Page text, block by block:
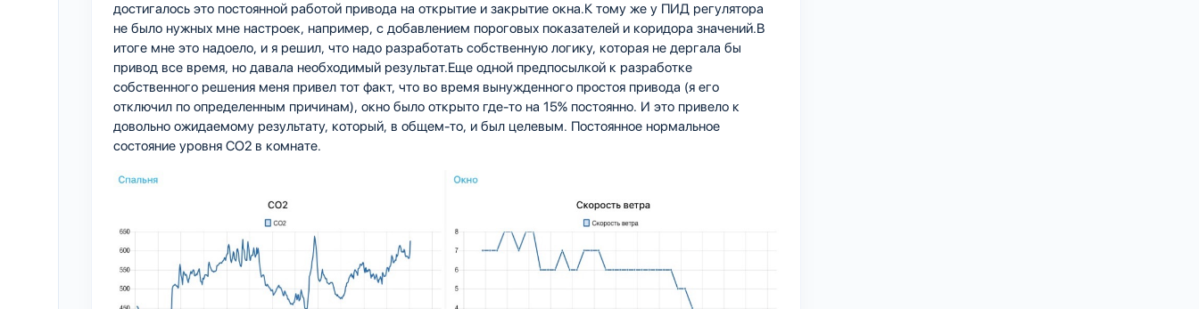
достигалось это постоянной работой привода на открытие и закрытие окна.К тому же у ПИД регулятора
не было нужных мне настроек, например, с добавлением пороговых показателей и коридора значений.В
итоге мне это надоело, и я решил, что надо разработать собственную логику, которая не дергала бы
привод все время, но давала необходимый результат.Еще одной предпосылкой к разработке
собственного решения меня привел тот факт, что во время вынужденного простоя привода (я его
отключил по определенным причинам), окно было открыто где-то на 15% постоянно. И это привело к
довольно ожидаемому результату, который, в общем-то, и был целевым. Постоянное нормальное
состояние уровня CO2 в комнате.